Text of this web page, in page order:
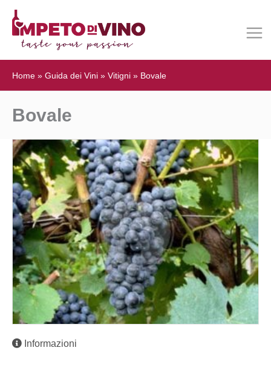
Home » Guida dei Vini » Vitigni » Bovale
Bovale
Informazioni